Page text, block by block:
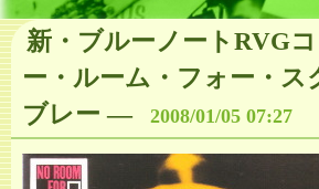
新・ブルーノートRVG
ー・ルーム・フォー・
ブレー ― 2008/01/05 07:27